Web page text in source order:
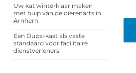
Uw kat winterklaar maken
met hulp van de dierenarts in
Arnhem
Een Dupa-kast als vaste
standaard voor facilitaire
dienstverleners